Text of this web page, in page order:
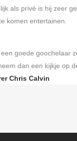
als privé is hij zeer
komen entertainen.
goede goochelaar
dan een kijkje op
Chris Calvin